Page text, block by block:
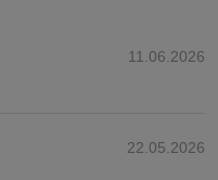
11.06.2026
22.05.2026